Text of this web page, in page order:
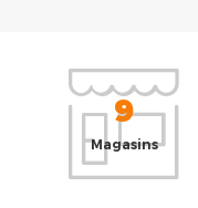
9
Magasins